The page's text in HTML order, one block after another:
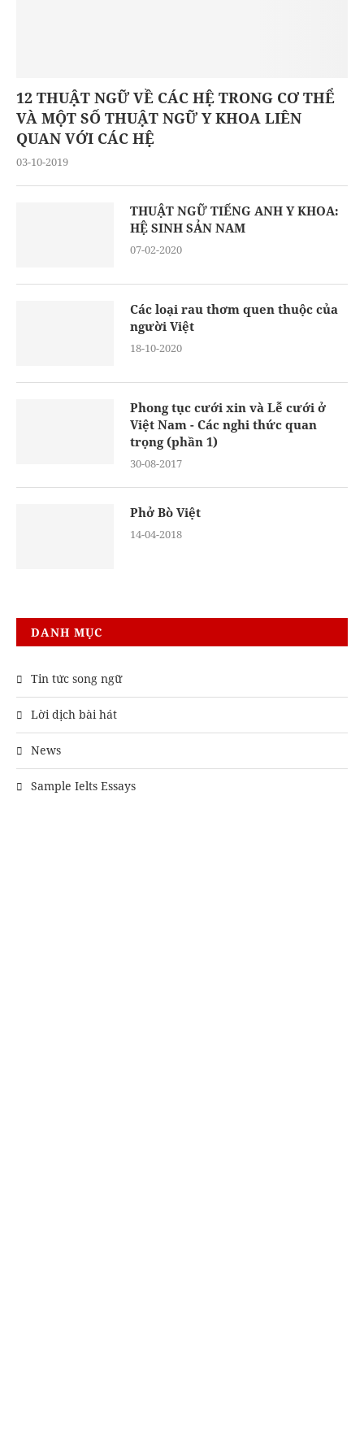
12 THUẬT NGỮ VỀ CÁC HỆ TRONG CƠ THỂ
VÀ MỘT SỐ THUẬT NGỮ Y KHOA LIÊN
QUAN VỚI CÁC HỆ
03-10-2019
THUẬT NGỮ TIẾNG ANH Y KHOA:
HỆ SINH SẢN NAM
07-02-2020
Các loại rau thơm quen thuộc của
người Việt
18-10-2020
Phong tục cưới xin và Lễ cưới ở
Việt Nam - Các nghi thức quan
trọng (phần 1)
30-08-2017
Phở Bò Việt
14-04-2018
DANH MỤC
Tin tức song ngữ
Lời dịch bài hát
News
Sample Ielts Essays